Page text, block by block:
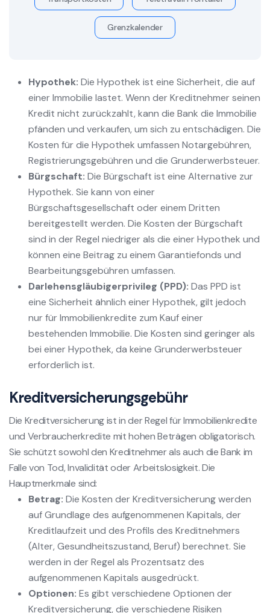
Grenzkalender
Hypothek: Die Hypothek ist eine Sicherheit, die auf
einer Immobilie lastet. Wenn der Kreditnehmer seinen
Kredit nicht zurückzahlt, kann die Bank die Immobilie
pfänden und verkaufen, um sich zu entschädigen. Die
Kosten für die Hypothek umfassen Notargebühren,
Registrierungsgebühren und die Grunderwerbsteuer.
Bürgschaft: Die Bürgschaft ist eine Alternative zur
Hypothek. Sie kann von einer
Bürgschaftsgesellschaft oder einem Dritten
bereitgestellt werden. Die Kosten der Bürgschaft
sind in der Regel niedriger als die einer Hypothek und
können eine Beitrag zu einem Garantiefonds und
Bearbeitungsgebühren umfassen.
Darlehensgläubigerprivileg (PPD): Das PPD ist
eine Sicherheit ähnlich einer Hypothek, gilt jedoch
nur für Immobilienkredite zum Kauf einer
bestehenden Immobilie. Die Kosten sind geringer als
bei einer Hypothek, da keine Grunderwerbsteuer
erforderlich ist.
Kreditversicherungsgebühr
Die Kreditversicherung ist in der Regel für Immobilienkredite
und Verbraucherkredite mit hohen Beträgen obligatorisch.
Sie schützt sowohl den Kreditnehmer als auch die Bank im
Falle von Tod, Invalidität oder Arbeitslosigkeit. Die
Hauptmerkmale sind:
Betrag: Die Kosten der Kreditversicherung werden
auf Grundlage des aufgenommenen Kapitals, der
Kreditlaufzeit und des Profils des Kreditnehmers
(Alter, Gesundheitszustand, Beruf) berechnet. Sie
werden in der Regel als Prozentsatz des
aufgenommenen Kapitals ausgedrückt.
Optionen: Es gibt verschiedene Optionen der
Kreditversicherung, die verschiedene Risiken